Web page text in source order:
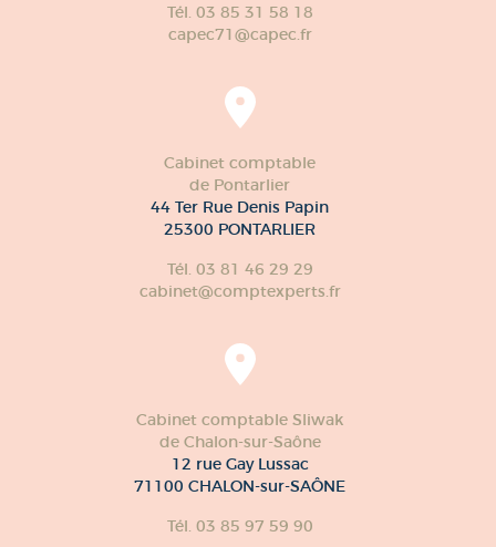
Tél. 03 85 31 58 18
capec71@capec.fr
Cabinet comptable
de Pontarlier
44 Ter Rue Denis Papin
25300 PONTARLIER
Tél. 03 81 46 29 29
cabinet@comptexperts.fr
Cabinet comptable Sliwak
de Chalon-sur-Saône
12 rue Gay Lussac
71100 CHALON-sur-SAÔNE
Tél. 03 85 97 59 90